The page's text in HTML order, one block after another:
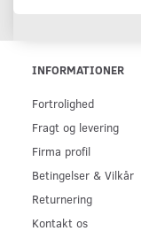
INFORMATIONER
Fortrolighed
Fragt og levering
Firma profil
Betingelser & Vilkår
Returnering
Kontakt os